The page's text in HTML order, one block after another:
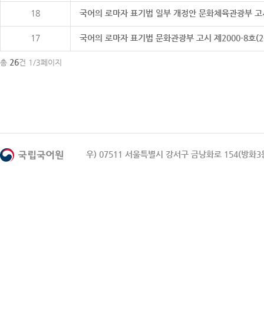
18 국어의 로마자 표기법 일부 개정안 문화체육관광부
17 국어의 로마자 표기법 문화관광부 고시 제2000-8호
총 26건 1/3페이지
우) 07511 서울특별시 강서구 금낭화로 154(방화3